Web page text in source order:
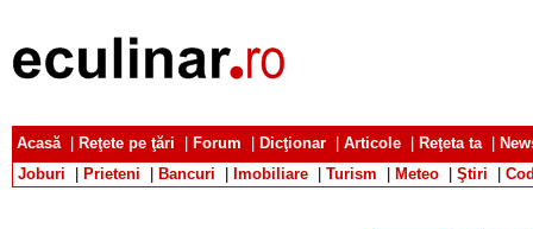
Acasă| Reţete pe ţări Forum Dicţionar Articole Reţeta ta|
Joburi
Prieteni Bancuri Imobiliare Turism Meteo Ştiri